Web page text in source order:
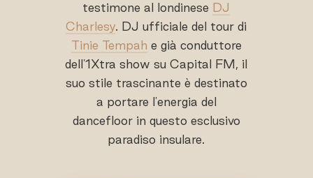
testimone al londinese DJ
Charlesy. DJ ufficiale del tour di
Tinie Tempah e già conduttore
dell'1Xtra show su Capital FM, il
suo stile trascinante è destinato
a portare l'energia del
dancefloor in questo esclusivo
paradiso insulare.